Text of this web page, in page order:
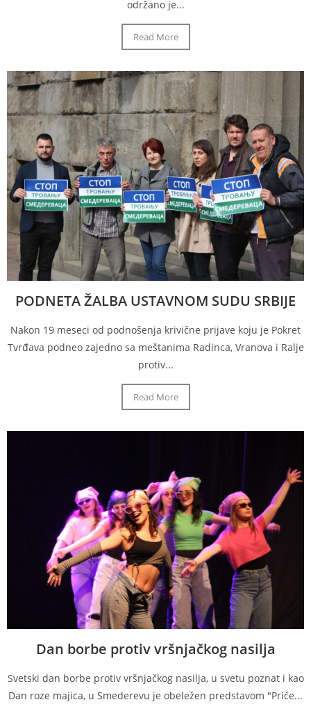
održano je...
Read More
PODNETA ŽALBA USTAVNOM SUDU SRBIJE
Nakon 19 meseci od podnošenja krivične prijave koju je Pokret
Tvrđava podneo zajedno sa meštanima Radinca, Vranova i Ralje
protiv...
Read More
Dan borbe protiv vršnjačkog nasilja
Svetski dan borbe protiv vršnjačkog nasilja, u svetu poznat i kao
Dan roze majica, u Smederevu je obeležen predstavom "Priče...